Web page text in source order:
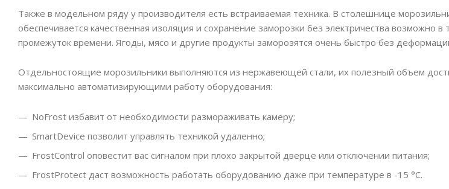
Также в модельном ряду у производителя есть встраиваемая техника. В столешнице
обеспечивается качественная изоляция и сохранение заморозки без электричества
промежуток времени. Ягоды, мясо и другие продукты заморозятся очень быстро без
Отдельностоящие морозильники выполняются из нержавеющей стали, их полезный объем
максимально автоматизирующими работу оборудования:
NoFrost избавит от необходимости размораживать камеру;
SmartDevice позволит управлять техникой удаленно;
FrostControl оповестит вас сигналом при плохо закрытой дверце или отключении питания;
FrostProtect даст возможность работать оборудованию даже при температуре в -15 °C.